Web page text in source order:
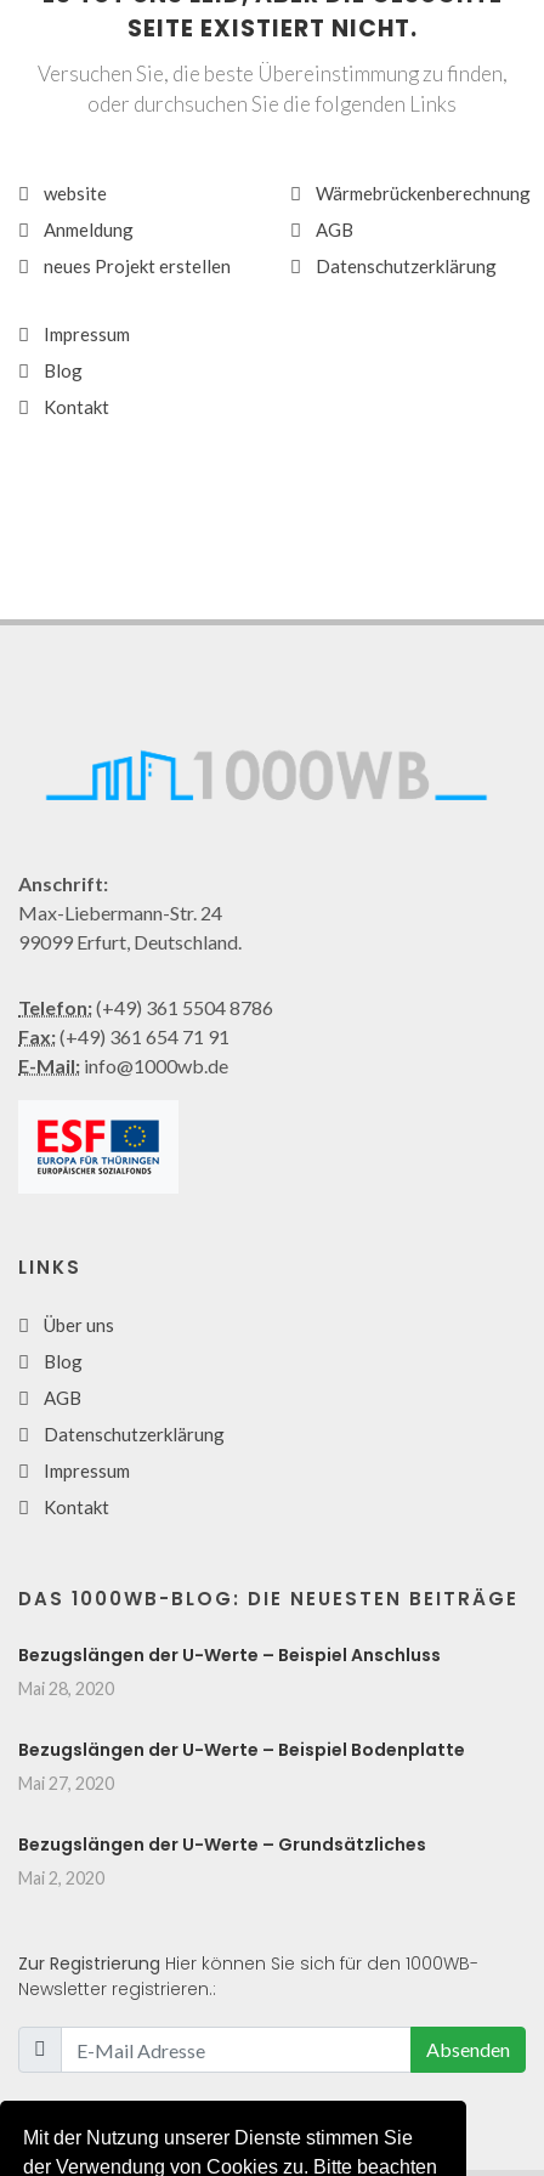
Mit der Nutzung unserer Dienste stimmen Sie
der Verwendung von Cookies zu. Bitte beachten
SEITE EXISTIERT NICHT.
Versuchen Sie, die beste Übereinstimmung zu finden,
oder durchsuchen Sie die folgenden Links
website
Anmeldung
neues Projekt erstellen
Wärmebrückenberechnung
AGB
Datenschutzerklärung
Impressum
Blog
Kontakt
Anschrift:
Max-Liebermann-Str. 24
99099 Erfurt, Deutschland.
Telefon:(+49) 361 5504 8786
Fax:(+49) 361 654 71 91
E-Mail: info@1000wb.de
LINKS
Über uns
Blog
AGB
Datenschutzerklärung
Impressum
Kontakt
DAS 1000WB-BLOG: DIE NEUESTEN BEITRÄGE
Bezugslängen der U-Werte – Beispiel Anschluss
Mai 28, 2020
Bezugslängen der U-Werte – Beispiel Bodenplatte
Mai 27, 2020
Bezugslängen der U-Werte – Grundsätzliches
Mai 2, 2020
Zur Registrierung Hier können Sie sich für den 1000WB-
Newsletter registrieren.:
Absenden